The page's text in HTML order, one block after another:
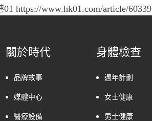
https://www.hk01.com/article/
關於時代
品牌故事
媒體中心
醫療設備
身體檢查
週年計劃
女士健康
男士健康